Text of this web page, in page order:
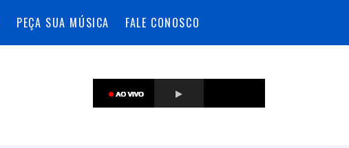
PEÇA SUA MÚSICA FALE CONOSCO